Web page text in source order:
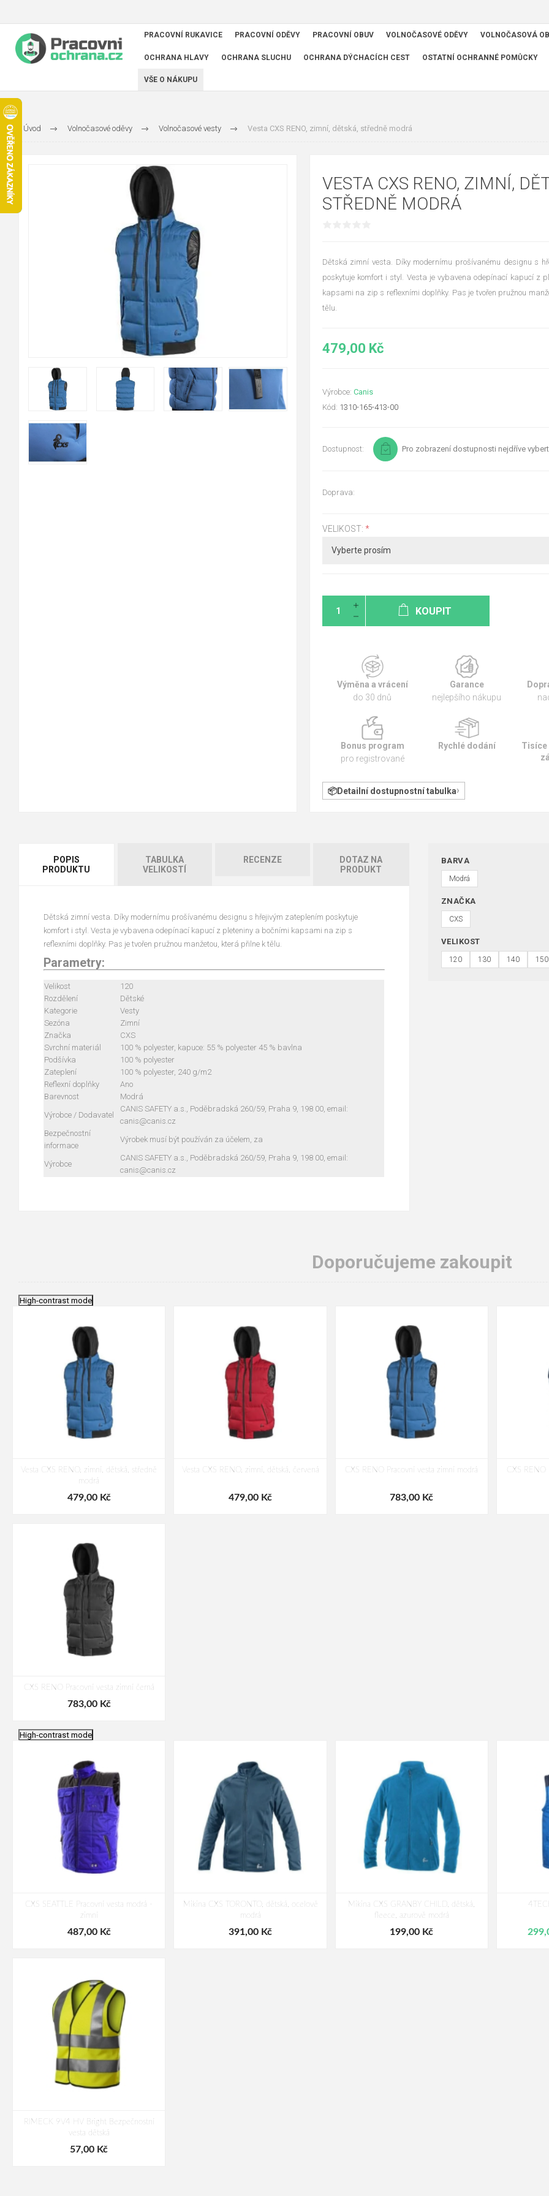
PRACOVNÍ RUKAVICE PRACOVNÍ ODĚVY PRACOVNÍ OBUV VOLNOČASOVÉ ODĚVY VOLNOČASOVÁ
OCHRANA HLAVY OCHRANA SLUCHU OCHRANA DÝCHACÍCH CEST OSTATNÍ OCHRANNÉ POMŮCKY
VŠE O NÁKUPU
Úvod Volnočasové oděvy Volnočasové vesty Vesta CXS RENO, zimní, dětská, středně modrá
VESTA CXS RENO, ZIMNÍ,
STŘEDNĚ MODRÁ
Dětská zimní vesta. Díky modernímu prošívanému designu s
poskytuje komfort i styl. Vesta je vybavena odepínací kapucí z
kapsami na zip s reflexními doplňky. Pas je tvořen pružnou
tělu.
479,00 Kč
Výrobce: Canis
Kód: 1310-165-413-00
Dostupnost: Pro zobrazení dostupnosti nejdříve
Doprava:
VELIKOST: *
KOUPIT
Výměna a vrácení
do 30 dnů
Garance
nejlepšího nákupu
Bonus program
pro registrované
Rychlé dodání
Tisíce
Detailní dostupnostní tabulka
POPIS
PRODUKTU
TABULKA
VELIKOSTÍ
RECENZE
DOTAZ NA
PRODUKT
Dětská zimní vesta. Díky modernímu prošívanému designu s hřejivým zateplením poskytuje
komfort i styl. Vesta je vybavena odepínací kapucí z pleteniny a bočními kapsami na zip s
reflexními doplňky. Pas je tvořen pružnou manžetou, která přilne k tělu.
Parametry:
Velikost
120
Rozdělení
Dětské
Kategorie
Vesty
Sezóna
Zimní
Značka
CXS
Svrchní materiál
100 % polyester, kapuce: 55 % polyester 45 % bavlna
Podšívka
100 % polyester
Zateplení
100 % polyester, 240 g/m2
Reflexní doplňky
Ano
Barevnost
Modrá
Výrobce / Dodavatel
CANIS SAFETY a.s., Poděbradská 260/59, Praha 9, 198 00, email:
canis@canis.cz
Bezpečnostní
informace
Výrobek musí být používán za účelem, za
Výrobce
CANIS SAFETY a.s., Poděbradská 260/59, Praha 9, 198 00, email:
canis@canis.cz
BARVA
Modrá
ZNAČKA
CXS
VELIKOST
120 130 140 150
Doporučujeme zakoupit
High-contrast mode
Vesta CXS RENO, zimní, dětská, středně
modrá
479,00 Kč
Vesta CXS RENO, zimní, dětská, červená
479,00 Kč
CXS RENO Pracovní vesta zimní modrá
783,00 Kč
CXS
CXS RENO Pracovní vesta zimní černá
783,00 Kč
High-contrast mode
CXS SEATTLE Pracovní vesta modrá -
zimní
487,00 Kč
Mikina CXS TORONTO, dětská, ocelově
modrá
391,00 Kč
Mikina CXS GRANBY CHILD, dětská,
fleece, azurově modrá
199,00 Kč
RIMECK 9V4 HV Bright Bezpečnostní
vesta dětská
57,00 Kč